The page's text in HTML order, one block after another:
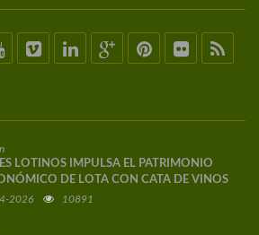
LOTINOS IMPULSA EL PATRIMONIO
DE LOTA CON CATA DE VINOS
2026 10891